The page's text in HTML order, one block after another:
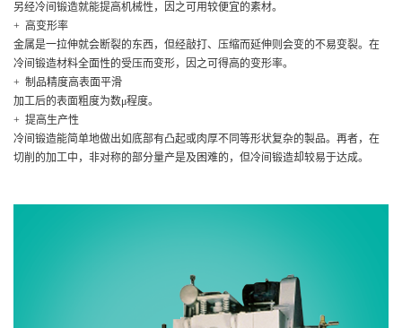
另经冷间锻造就能提高机械性，因之可用较便宜的素材。
+ 高变形率
金属是一拉伸就会断裂的东西，但经敲打、压缩而延伸则会变的不易变裂。在
冷间锻造材料全面性的受压而变形，因之可得高的变形率。
+ 制品精度高表面平滑
加工后的表面粗度为数μ程度。
+ 提高生产性
冷间锻造能简单地做出如底部有凸起或肉厚不同等形状复杂的製品。再者，在
切削的加工中，非对称的部分量产是及困难的，但冷间锻造却较易于达成。